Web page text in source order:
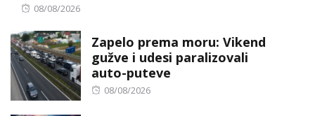
Posted
08/08/2026
Zapelo prema moru: Vikend
gužve i udesi paralizovali
auto-puteve
Posted
08/08/2026